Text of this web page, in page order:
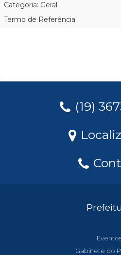
Categoria: Geral
Termo de Referência
(19)
Eventos
Gabinete do